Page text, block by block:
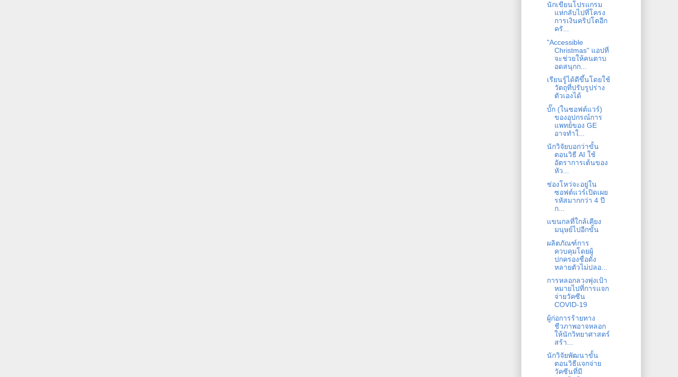
นักเขียนโปรแกรม
แห่กลับไปที่โครง
การเงินคริปโตอีก
ครั...
"Accessible
Christmas" แอปที่
จะช่วยให้คนตาบ
อดสนุกก...
เรียนรู้ได้ดีขึ้นโดยใช้
วัตถุที่ปรับรูปร่าง
ตัวเองได้
บั๊ก (ในซอฟต์แวร์)
ของอุปกรณ์การ
แพทย์ของ GE
อาจทำใ...
นักวิจัยบอกว่าขั้น
ตอนวิธี AI ใช้
อัตราการเต้นของ
หัว...
ช่องโหว่จะอยู่ใน
ซอฟต์แวร์เปิดเผย
รหัสมากกว่า 4 ปี
ก...
แขนกลที่ใกล้เคียง
มนุษย์ไปอีกขั้น
ผลิตภัณฑ์การ
ควบคุมโดยผู้
ปกครองชื่อดัง
หลายตัวไม่ปลอ...
การหลอกลวงพุ่งเป้า
หมายไปที่การแจก
จ่ายวัคซีน
COVID-19
ผู้ก่อการร้ายทาง
ชีวภาพอาจหลอก
ให้นักวิทยาศาสตร์
สร้า...
นักวิจัยพัฒนาขั้น
ตอนวิธีแจกจ่าย
วัคซีนที่มี